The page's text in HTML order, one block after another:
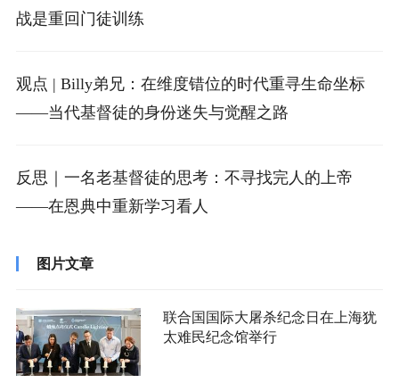
战是重回门徒训练
观点 | Billy弟兄：在维度错位的时代重寻生命坐标
——当代基督徒的身份迷失与觉醒之路
反思｜一名老基督徒的思考：不寻找完人的上帝
——在恩典中重新学习看人
图片文章
联合国国际大屠杀纪念日在上海犹
太难民纪念馆举行